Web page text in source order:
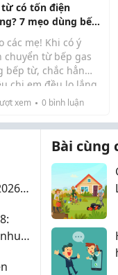
chiếc bếp từ đẹp
phần nào thể ...
từ có tốn điện
7 mẹo dùng bếp
tiết kiệm mà bà
nào cũng cần
các mẹ! Khi có ý
chuyển từ bếp gas
bếp từ, chắc hẳn
chị em đều lo lắng
biết bếp từ có tốn
vào bảng thông số
công suất lên tới
- 7000W...
xem 0 bình luận
-
Bài cùng